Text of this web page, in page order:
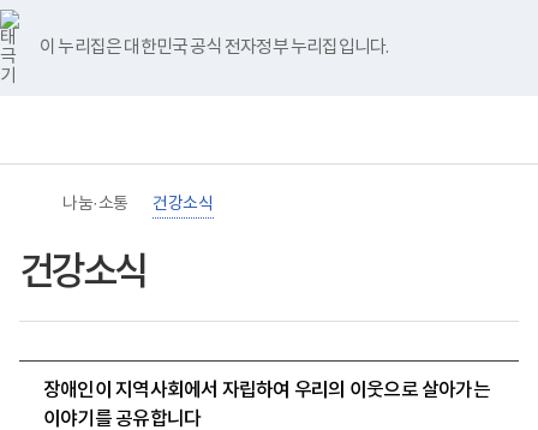
바
로
가
기
메
이 누리집은 대한민국 공식 전자정부 누리집입니다.
너
비
767px
이
하
영
홈
나눔·소통 건강소식
건강소식
장애인이 지역사회에서 자립하여 우리의 이웃으로 살아가는
이야기를 공유합니다
유
튜
브
블
로
그
인
스
타
그
램
페
이
스
북